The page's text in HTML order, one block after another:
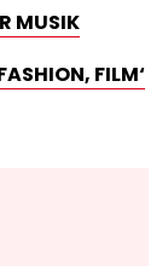
MUSIK
FILM‘